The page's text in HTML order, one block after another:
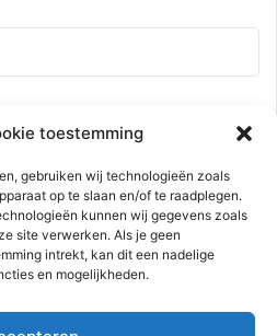
toestemming
gebruiken wij technologieën zoals
op te slaan en/of te raadplegen.
kunnen wij gegevens zoals
site verwerken. Als je geen
intrekt, kan dit een nadelige
en mogelijkheden.
in deze browser voor de
reactie plaats.